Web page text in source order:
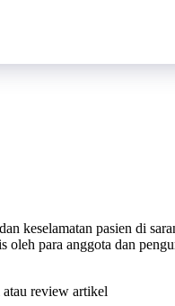
keselamatan pasien di
para anggota dan
review artikel